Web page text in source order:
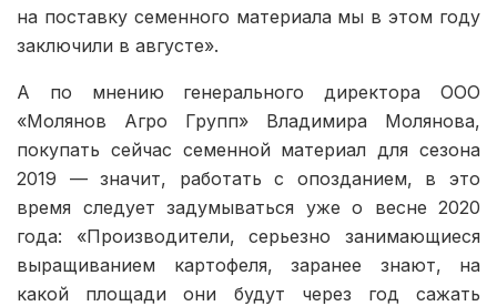
на поставку семенного материала мы в этом году
заключили в августе».
А по мнению генерального директора ООО
«Молянов Агро Групп» Владимира Молянова,
покупать сейчас семенной материал для сезона
2019 — значит, работать с опозданием, в это
время следует задумываться уже о весне 2020
года: «Производители, серьезно занимающиеся
выращиванием картофеля, заранее знают, на
какой площади они будут через год сажать